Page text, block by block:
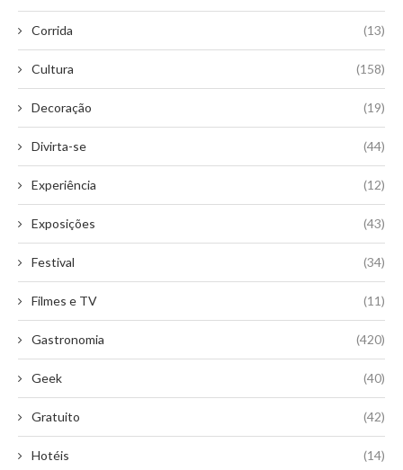
Corrida (13)
Cultura (158)
Decoração (19)
Divirta-se (44)
Experiência (12)
Exposições (43)
Festival (34)
Filmes e TV (11)
Gastronomia (420)
Geek (40)
Gratuito (42)
Hotéis (14)